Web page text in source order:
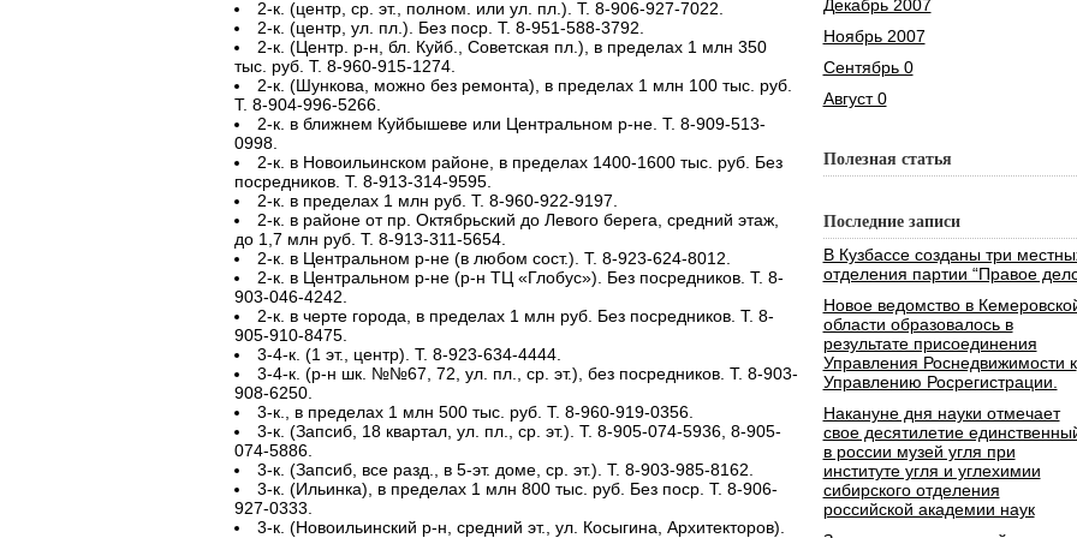
2-к. (центр, ср. эт., полном. или ул. пл.). Т. 8-906-927-7022.
2-к. (центр, ул. пл.). Без поср. Т. 8-951-588-3792.
2-к. (Центр. р-н, бл. Куйб., Советская пл.), в пределах 1 млн 350
тыс. руб. Т. 8-960-915-1274.
2-к. (Шункова, можно без ремонта), в пределах 1 млн 100 тыс. руб.
Т. 8-904-996-5266.
2-к. в ближнем Куйбышеве или Центральном р-не. Т. 8-909-513-
0998.
2-к. в Новоильинском районе, в пределах 1400-1600 тыс. руб. Без
посредников. Т. 8-913-314-9595.
2-к. в пределах 1 млн руб. Т. 8-960-922-9197.
2-к. в районе от пр. Октябрьский до Левого берега, средний этаж,
до 1,7 млн руб. Т. 8-913-311-5654.
2-к. в Центральном р-не (в любом сост.). Т. 8-923-624-8012.
2-к. в Центральном р-не (р-н ТЦ «Глобус»). Без посредников. Т. 8-
903-046-4242.
2-к. в черте города, в пределах 1 млн руб. Без посредников. Т. 8-
905-910-8475.
3-4-к. (1 эт., центр). Т. 8-923-634-4444.
3-4-к. (р-н шк. №№67, 72, ул. пл., ср. эт.), без посредников. Т. 8-903-
908-6250.
3-к., в пределах 1 млн 500 тыс. руб. Т. 8-960-919-0356.
3-к. (Запсиб, 18 квартал, ул. пл., ср. эт.). Т. 8-905-074-5936, 8-905-
074-5886.
3-к. (Запсиб, все разд., в 5-эт. доме, ср. эт.). Т. 8-903-985-8162.
3-к. (Ильинка), в пределах 1 млн 800 тыс. руб. Без поср. Т. 8-906-
927-0333.
3-к. (Новоильинский р-н, средний эт., ул. Косыгина, Архитекторов).
Декабрь 2007
Ноябрь 2007
Сентябрь 0
Август 0
Полезная статья
Последние записи
В Кузбассе созданы три
отделения партии “Правое
Новое ведомство в
области образовалось в
результате присоединения
Управления Роснедвижимости к
Управлению Росрегистрации.
Накануне дня науки отмечает
свое десятилетие
в россии музей угля при
институте угля и углехимии
сибирского отделения
российской академии наук